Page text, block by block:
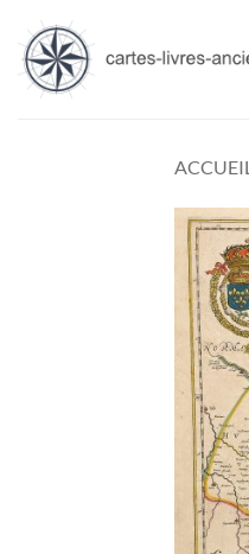
contenu
ACCUEIL